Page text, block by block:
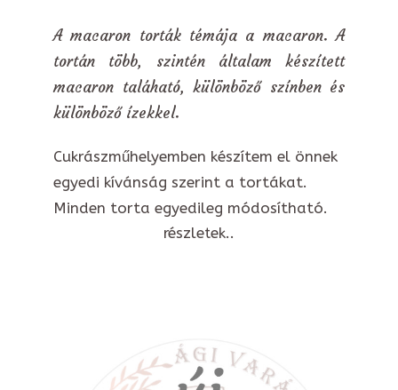
A macaron torták témája a macaron. A
tortán több, szintén általam készített
macaron taláható, különböző színben és
különböző ízekkel.
Cukrászműhelyemben készítem el önnek
egyedi kívánság szerint a tortákat.
Minden torta egyedileg módosítható.
részletek..